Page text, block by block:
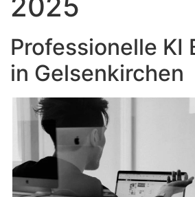
Professionelle KI
in Gelsenkirchen